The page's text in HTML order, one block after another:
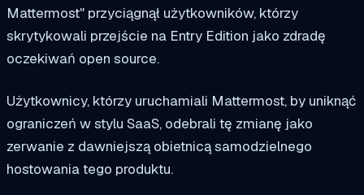
Mattermost" przyciągnął użytkowników, którzy
skrytykowali przejście na Entry Edition jako zdradę
oczekiwań open source.
Użytkownicy, którzy uruchamiali Mattermost, by uniknąć
ograniczeń w stylu SaaS, odebrali tę zmianę jako
zerwanie z dawniejszą obietnicą samodzielnego
hostowania tego produktu.